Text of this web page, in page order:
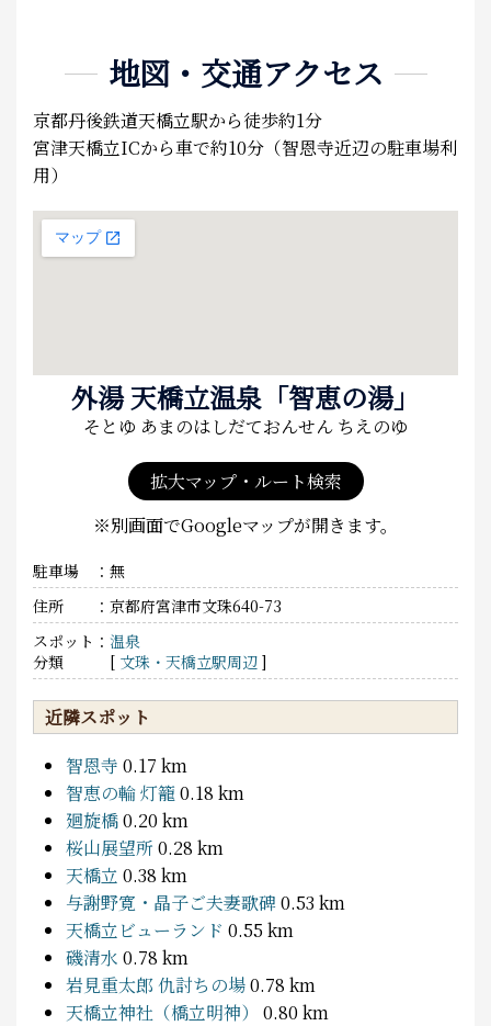
地図・交通アクセス
京都丹後鉄道天橋立駅から徒歩約1分
宮津天橋立ICから車で約10分（智恩寺近辺の駐車場利
用）
外湯 天橋立温泉「智恵の湯」
そとゆ あまのはしだておんせん ちえのゆ
拡大マップ・ルート検索
※別画面でGoogleマップが開きます。
駐車場
無
住所
京都府宮津市文珠640-73
スポット
分類
温泉
[ 文珠・天橋立駅周辺 ]
近隣スポット
智恩寺 0.17 km
智恵の輪 灯籠0.18 km
廻旋橋0.20 km
桜山展望所 0.28 km
天橋立 0.38 km
与謝野寛・晶子ご夫妻歌碑0.53 km
天橋立ビューランド 0.55 km
磯清水 0.78 km
岩見重太郎 仇討ちの場0.78 km
天橋立神社（橋立明神）
0.80 km